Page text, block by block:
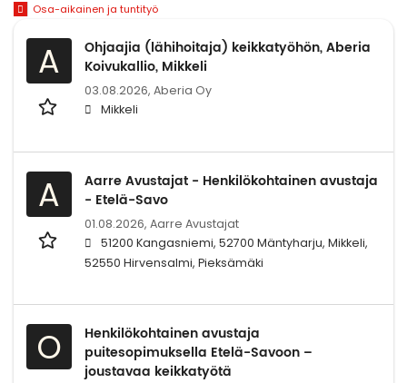
Osa-aikainen ja tuntityö
A
Ohjaajia (lähihoitaja) keikkatyöhön, Aberia
Koivukallio, Mikkeli
03.08.2026, Aberia Oy
Mikkeli
A
Aarre Avustajat - Henkilökohtainen avustaja
- Etelä-Savo
01.08.2026, Aarre Avustajat
51200 Kangasniemi, 52700 Mäntyharju, Mikkeli,
52550 Hirvensalmi, Pieksämäki
O
Henkilökohtainen avustaja
puitesopimuksella Etelä-Savoon –
joustavaa keikkatyötä